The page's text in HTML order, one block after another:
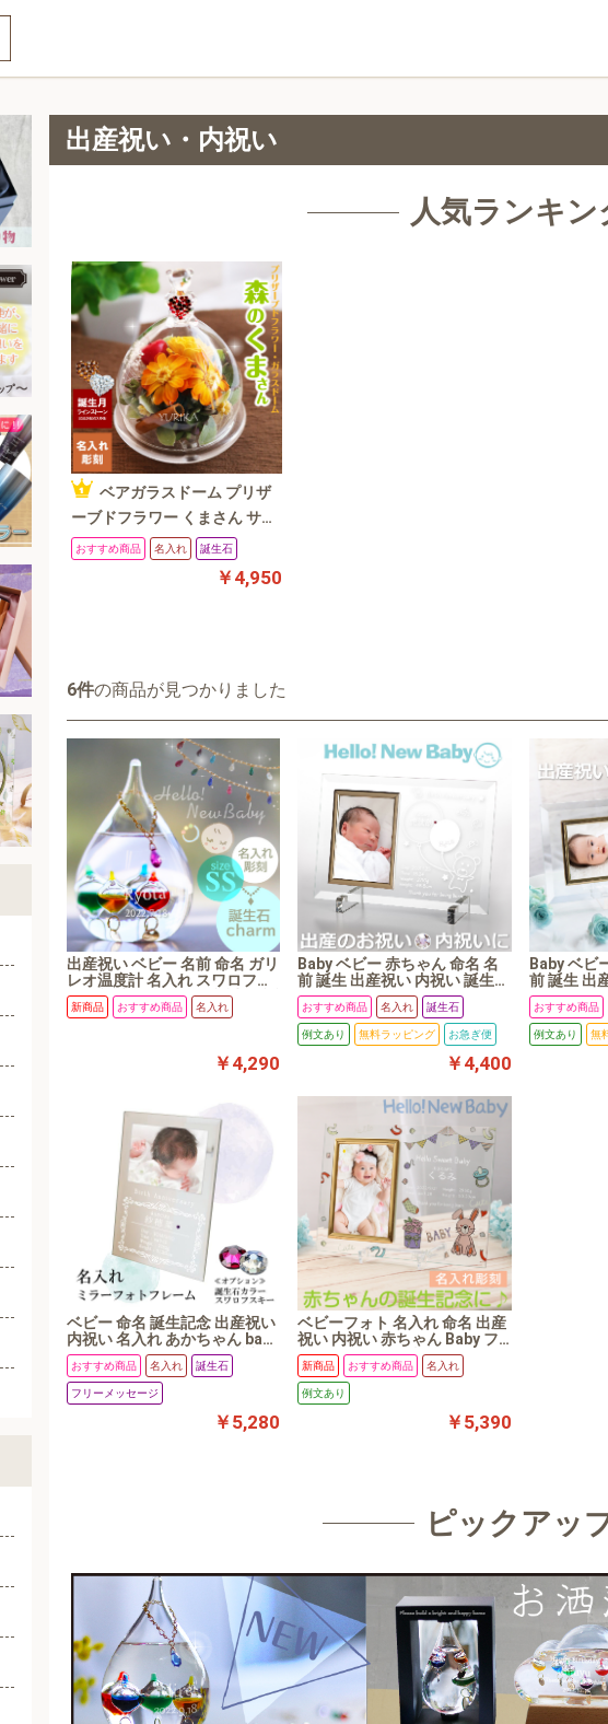
出産祝い・内祝い
人気ランキン
ベアガラスドーム プリザ
ーブドフラワー くまさん サロ
ン 開店祝い カフェ 名入れ 名
前 ハート 名入れギフト お花
花言葉 プリザ ジニア カスミ草
日】女子 森のくまさん 可愛い
おすすめ商品 名入れ 誕生石
￥4,950
6件の商品が見つかりました
出産祝い ベビー 名前 命名 ガリ
レオ温度計 名入れ スワロフス
キー 誕生石 チャーム 誕生日 誕
生月 ガリレオSS
新商品 おすすめ商品 名入れ
￥4,290
Baby ベビー 赤ちゃん 命名 名
前 誕生 出産祝い 内祝い 誕生石
スワロフスキー フォトフレー
ム 写真立て 写真Ｌ版 タテ平
おすすめ商品 名入れ 誕生石
例文あり 無料ラッピング お急ぎ便
￥4,400
Baby ベビ
前 誕生 出
スワロフ
ム 写真立
おすすめ商品
例文あり 無
ベビー 命名 誕生記念 出産祝い
内祝い 名入れ あかちゃん baby
写真 名前 ニューボーン 誕生石
スワロフスキー フォトフレー
ム ミラーフォト
おすすめ商品 名入れ 誕生石
フリーメッセージ
￥5,280
ベビーフォト 名入れ 命名 出産
祝い 内祝い 赤ちゃん Baby フ
ォトフレーム 写真 ニューボー
ンフォト ガラスフォトフレー
ム オリジナル 可愛い 誕生記念
誕生日 写真館 L版 おじいちゃ
ん おばあちゃん 名入れ無料 熨
新商品 おすすめ商品 名入れ
例文あり
￥5,390
ピックアッ